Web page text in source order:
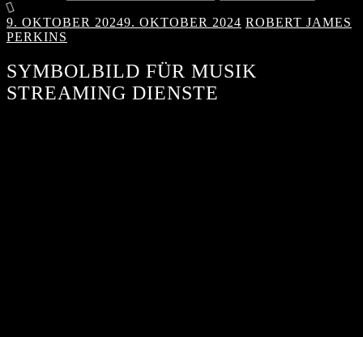
9. OKTOBER 20249. OKTOBER 2024 ROBERT JAMES
PERKINS
SYMBOLBILD FÜR MUSIK
STREAMING DIENSTE